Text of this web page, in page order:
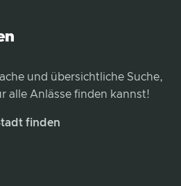
und übersichtliche Suche,
alle Anlässe finden kannst!
finden